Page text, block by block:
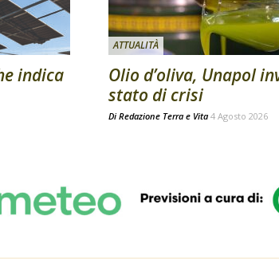
indica
ATTUALITÀ
Olio d’oliva, Unapol
stato di crisi
Di Redazione Terra e Vita 4 Agosto 2026